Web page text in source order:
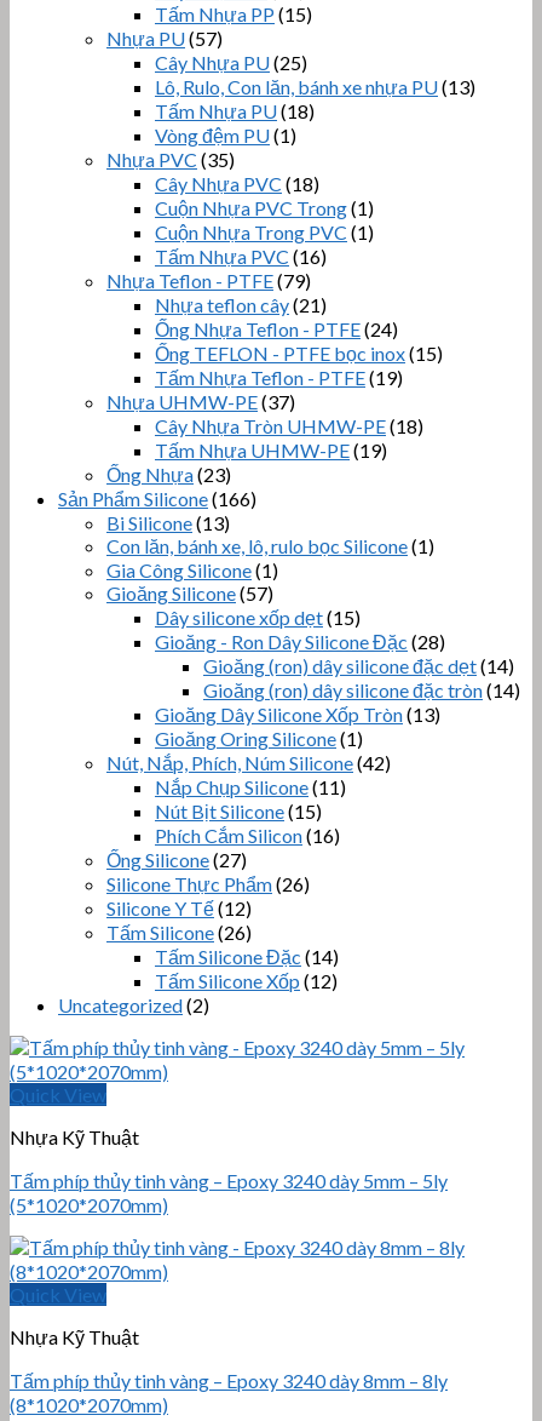
Tấm Nhựa PP (15)
Nhựa PU(57)
Cây Nhựa PU(25)
Lô, Rulo, Con lăn, bánh xe nhựa PU(13)
Tấm Nhựa PU(18)
Vòng đệm PU(1)
Nhựa PVC (35)
Cây Nhựa PVC (18)
Cuộn Nhựa PVC Trong(1)
Cuộn Nhựa Trong PVC (1)
Tấm Nhựa PVC (16)
Nhựa Teflon - PTFE(79)
Nhựa teflon cây(21)
Ống Nhựa Teflon - PTFE(24)
Ống TEFLON - PTFE bọc inox(15)
Tấm Nhựa Teflon - PTFE(19)
Nhựa UHMW-PE(37)
Cây Nhựa Tròn UHMW-PE(18)
Tấm Nhựa UHMW-PE(19)
Ống Nhựa(23)
Sản Phẩm Silicone(166)
Bi Silicone(13)
Con lăn, bánh xe, lô, rulo bọc Silicone(1)
Gia Công Silicone(1)
Gioăng Silicone(57)
Dây silicone xốp dẹt(15)
Gioăng - Ron Dây Silicone Đặc (28)
Gioăng (ron) dây silicone đặc dẹt(14)
Gioăng (ron) dây silicone đặc tròn(14)
Gioăng Dây Silicone Xốp Tròn(13)
Gioăng Oring Silicone(1)
Nút, Nắp, Phích, Núm Silicone(42)
Nắp Chụp Silicone(11)
Nút Bịt Silicone(15)
Phích Cắm Silicon(16)
Ống Silicone(27)
Silicone Thực Phẩm(26)
Silicone Y Tế(12)
Tấm Silicone(26)
Tấm Silicone Đặc (14)
Tấm Silicone Xốp (12)
Uncategorized(2)
Quick View
Nhựa Kỹ Thuật
Tấm phíp thủy tinh vàng – Epoxy 3240 dày 5mm – 5ly
(5*1020*2070mm)
Quick View
Nhựa Kỹ Thuật
Tấm phíp thủy tinh vàng – Epoxy 3240 dày 8mm – 8ly
(8*1020*2070mm)